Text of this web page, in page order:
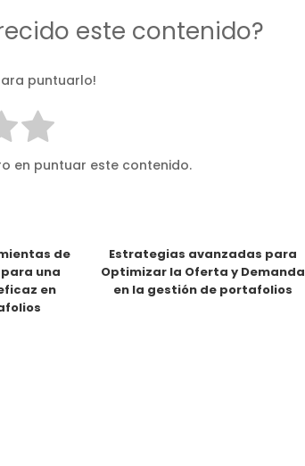
este contenido?
puntuarlo!
en puntuar este contenido.
de
una
en
Estrategias avanzadas para
Optimizar la Oferta y Demanda
en la gestión de portafolios